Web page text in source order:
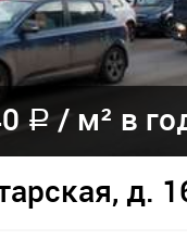
a / м² в
д.